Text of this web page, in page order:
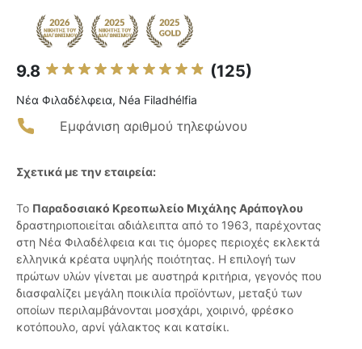
9.8 (125)
Νέα Φιλαδέλφεια, Néa Filadhélfia
Εμφάνιση αριθμού τηλεφώνου
Σχετικά με την εταιρεία:
Το Παραδοσιακό Κρεοπωλείο Μιχάλης Αράπογλου
δραστηριοποιείται αδιάλειπτα από το 1963, παρέχοντας
στη Νέα Φιλαδέλφεια και τις όμορες περιοχές εκλεκτά
ελληνικά κρέατα υψηλής ποιότητας. Η επιλογή των
πρώτων υλών γίνεται με αυστηρά κριτήρια, γεγονός που
διασφαλίζει μεγάλη ποικιλία προϊόντων, μεταξύ των
οποίων περιλαμβάνονται μοσχάρι, χοιρινό, φρέσκο
κοτόπουλο, αρνί γάλακτος και κατσίκι.